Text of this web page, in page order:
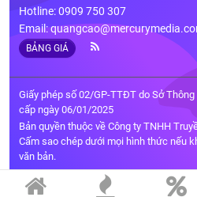
Hotline: 0909 750 307
Email:
BẢNG GIÁ
Giấy phép số 02/GP-TTĐT do Sở
cấp ngày 06/01/2025
Bản quyền thuộc về Công ty TNHH
Cấm sao chép dưới mọi hình thức nếu
văn bản.